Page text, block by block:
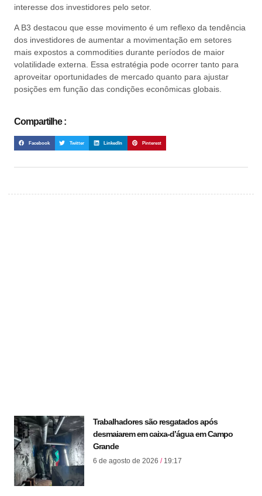
interesse dos investidores pelo setor.
A B3 destacou que esse movimento é um reflexo da tendência
dos investidores de aumentar a movimentação em setores
mais expostos a commodities durante períodos de maior
volatilidade externa. Essa estratégia pode ocorrer tanto para
aproveitar oportunidades de mercado quanto para ajustar
posições em função das condições econômicas globais.
Compartilhe :
Facebook Twitter LinkedIn Pinterest
Trabalhadores são resgatados após
desmaiarem em caixa-d’água em Campo
Grande
6 de agosto de 2026 19:17